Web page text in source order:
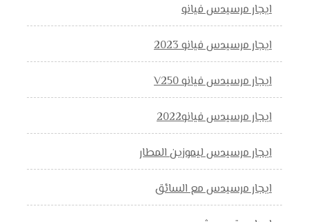
ايجار مرسيدس فيانو
ايجار مرسيدس فيانو 2023
ايجار مرسيدس فيانو V250
ايجار مرسيدس فيانو2022
ايجار مرسيدس ليموزين المطار
ايجار مرسيدس مع السائق